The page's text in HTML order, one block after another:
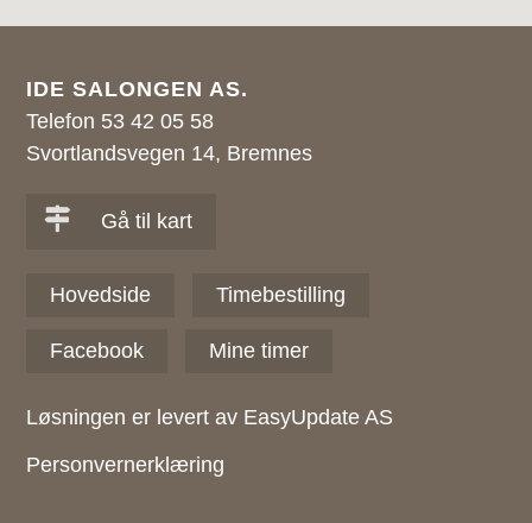
IDE SALONGEN AS.
Telefon 53 42 05 58
Svortlandsvegen 14, Bremnes
Gå til kart
Hovedside Timebestilling
Facebook Mine timer
Løsningen er levert av EasyUpdate AS
Personvernerklæring